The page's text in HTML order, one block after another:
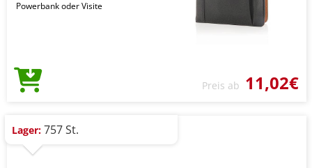
Powerbank oder Visite
Preis ab 11,02€
Lager: 757 St.